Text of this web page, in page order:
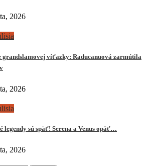
2026
grandslamovej víťazky: Raducanuová zarmútila
2026
legendy sú späť! Serena a Venus opäť…
2026